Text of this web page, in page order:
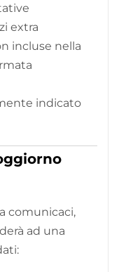
extra
incluse nella
indicato
comunicaci,
ad una